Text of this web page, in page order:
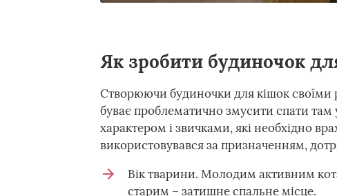
Як зробити будиночок
Створюючи будиночки для кішок
буває проблематично змусити спати
характером і звичками, які необхідно
використовувався за призначенням,
Вік тварини. Молодим активним
старим – затишне спальне місце.